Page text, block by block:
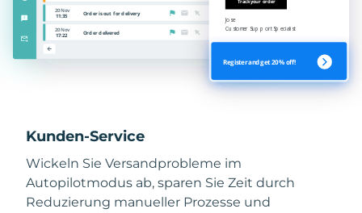
Kunden-Service
Wickeln Sie Versandprobleme im
Autopilotmodus ab, sparen Sie Zeit durch
Reduzierung manueller Prozesse und